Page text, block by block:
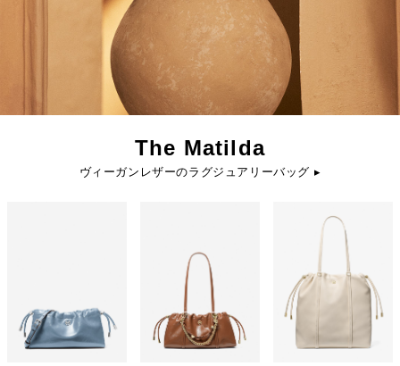
The Matilda
ヴィーガンレザーのラグジュアリーバッグ ▸